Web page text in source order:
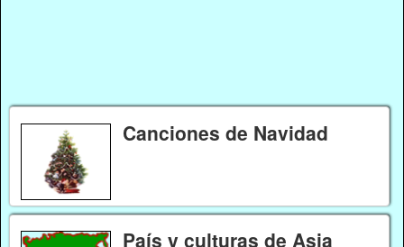
Canciones de Navidad
País y culturas de Asia